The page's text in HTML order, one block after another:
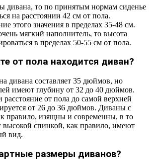
дивана, то по принятым нормам сиденье
на расстоянии 42 см от пола.
этого значения в пределах 35-48 см.
мягкий наполнитель, то высота
в пределах 50-55 см от пола.
от пола находится диван?
дивана составляет 35 дюймов, но
имеют глубину от 32 до 40 дюймов.
от пола до самой верхней
от 26 до 36 дюймов. Диваны с
правило, изящны и современны, в то
высокой спинкой, как правило, имеют
вид.
размеры диванов?